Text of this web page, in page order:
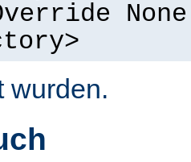
None
wurden.